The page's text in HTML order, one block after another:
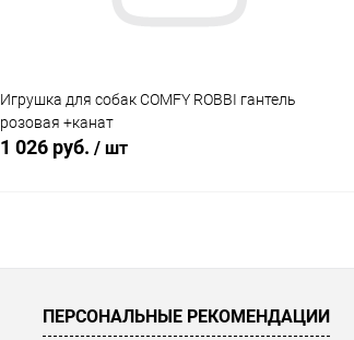
Игрушка для собак COMFY ROBBI гантель
розовая +канат
1 026 руб. / шт
В наличии
ПЕРСОНАЛЬНЫЕ РЕКОМЕНДАЦИИ